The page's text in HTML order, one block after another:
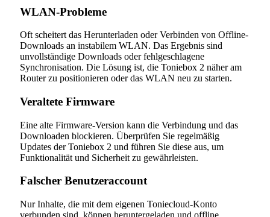
WLAN-Probleme
Oft scheitert das Herunterladen oder Verbinden von Offline-
Downloads an instabilem WLAN. Das Ergebnis sind
unvollständige Downloads oder fehlgeschlagene
Synchronisation. Die Lösung ist, die Toniebox 2 näher am
Router zu positionieren oder das WLAN neu zu starten.
Veraltete Firmware
Eine alte Firmware-Version kann die Verbindung und das
Downloaden blockieren. Überprüfen Sie regelmäßig
Updates der Toniebox 2 und führen Sie diese aus, um
Funktionalität und Sicherheit zu gewährleisten.
Falscher Benutzeraccount
Nur Inhalte, die mit dem eigenen Toniecloud-Konto